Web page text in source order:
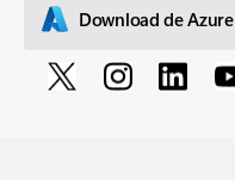
Download de